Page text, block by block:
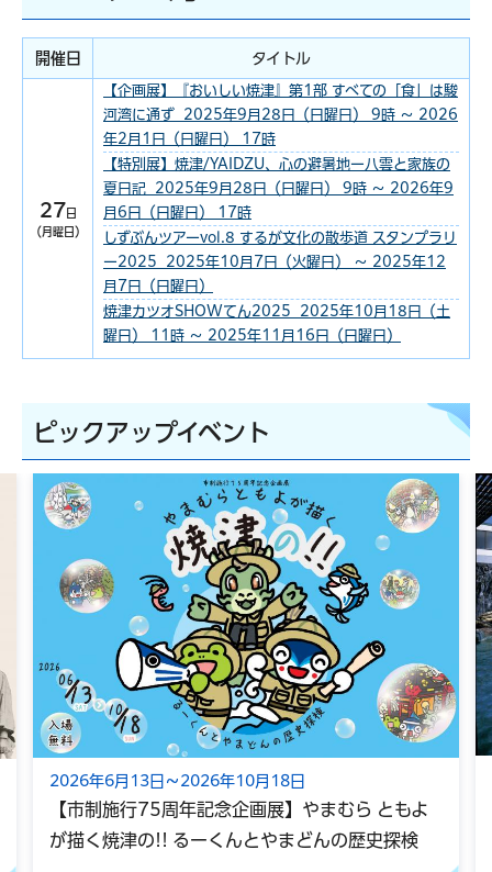
開催日 タイトル
27 日
（月曜日）
【企画展】『おいしい焼津』第1部 すべての「食」は駿
河湾に通ず 2025年9月28日（日曜日） 9時 ～ 2026
年2月1日（日曜日） 17時
【特別展】焼津/YAIDZU、心の避暑地ー八雲と家族の
夏日記 2025年9月28日（日曜日） 9時 ～ 2026年9
月6日（日曜日） 17時
しずぶんツアーvol.8 するが文化の散歩道 スタンプラリ
ー2025 2025年10月7日（火曜日） ～ 2025年12
月7日（日曜日）
焼津カツオSHOWてん2025 2025年10月18日（土
曜日） 11時 ～ 2025年11月16日（日曜日）
ピックアップイベント
2026年6月13日～2026年10月18日
【市制施行75周年記念企画展】やまむら ともよ
が描く焼津の!! るーくんとやまどんの歴史探検